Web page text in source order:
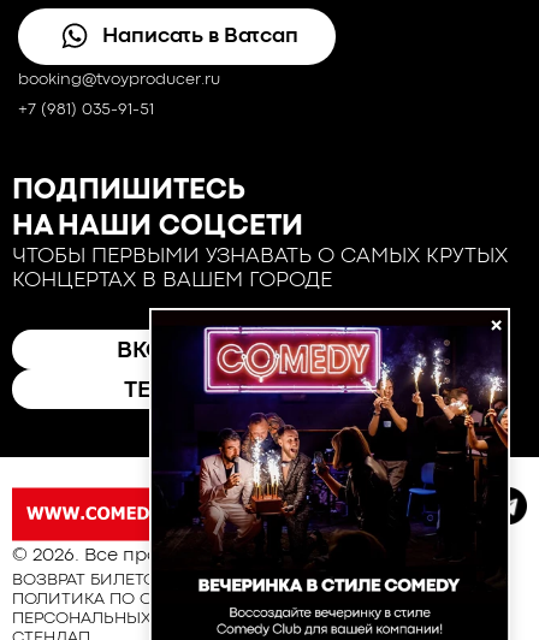
Написать в Ватсап
booking@tvoyproducer.ru
+7 (981) 035-91-51
×
ПОДПИШИТЕСЬ
НА НАШИ СОЦСЕТИ
ЧТОБЫ ПЕРВЫМИ УЗНАВАТЬ О САМЫХ КРУТЫХ
КОНЦЕРТАХ В ВАШЕМ ГОРОДЕ
ВКОНТАКТЕ
ТЕЛЕГРАМ
© 2026. Все права защищены
ВОЗВРАТ БИЛЕТОВ
ПОЛИТИКА ПО ОБРАБОТКЕ И ЗАЩИТЕ
ПЕРСОНАЛЬНЫХ ДАННЫХ